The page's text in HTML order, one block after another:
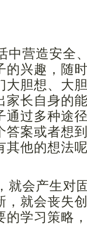
中营造安全
的兴趣，随
大胆想、大
家长自身的
通过多种途
答案或者想
其他的想法
就会产生对
，就会丧失
的学习策略